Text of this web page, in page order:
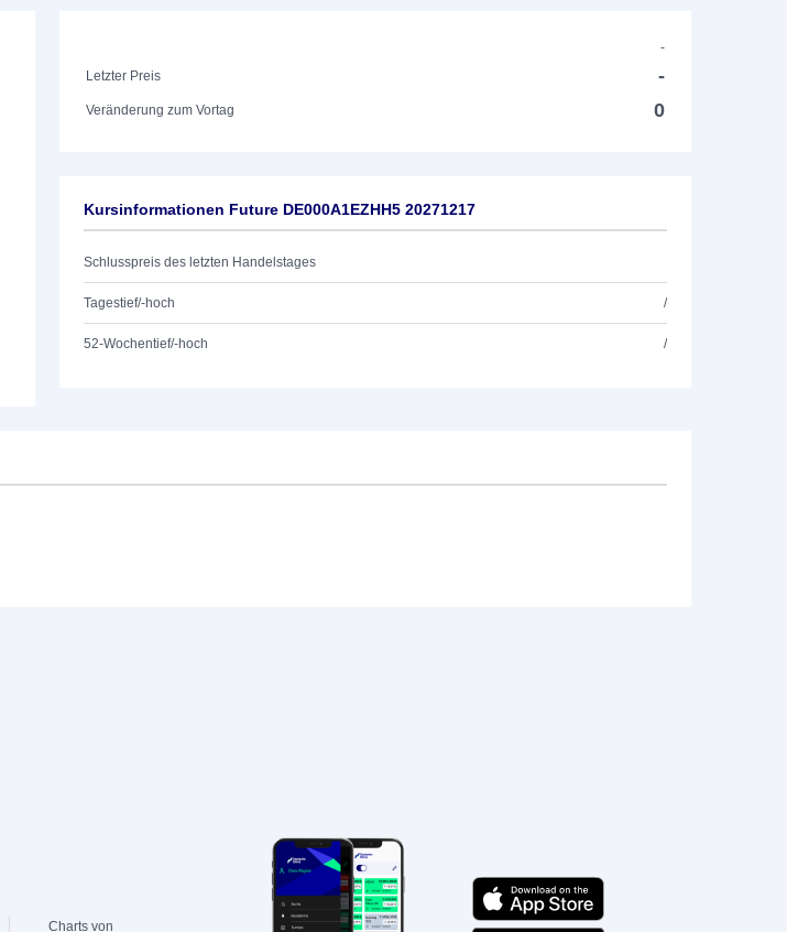
-
Letzter Preis
-
Veränderung zum Vortag 0
Kursinformationen Future DE000A1EZHH5 20271217
Schlusspreis des letzten Handelstages
Tagestief/-hoch /
52-Wochentief/-hoch /
Charts von